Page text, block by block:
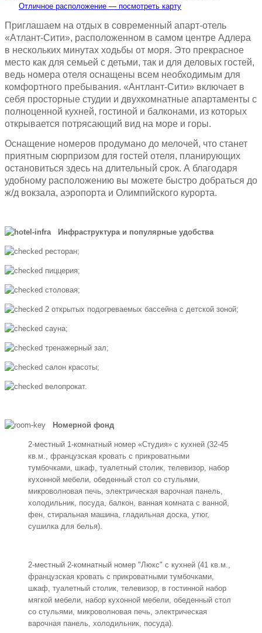
Отличное расположение — посмотреть карту
Приглашаем на отдых в современный апарт-отель
«Атлант-Сити», расположенном в самом центре Адлера
в нескольких минутах ходьбы от моря. Это прекрасное
место как для семьей с детьми, так и для деловых гостей,
ведь номера отеля оснащены всем необходимым для
комфортного пребывания. «Антлант-Сити» включает в
себя просторные студии и двухкомнатные апартаменты с
полноценной кухней, гостиной и балконами, из которых
открывается потрясающий вид на море и горы.
Оснащение номеров продумано до мелочей, что станет
приятным сюрпризом для гостей отеля, планирующих
остановиться здесь на длительный срок. А благодаря
удобному расположению вы можете быстро добраться до
ж/д вокзала, аэропорта и Олимпийского курорта.
Инфраструктура и популярные удобства
ресторан;
пиццерия;
столовая;
2 открытых подогреваемых бассейна с детской зоной;
сауна;
тренажерный зал;
салон красоты;
велопрокат.
Номерной фонд
2-местный 1-комнатный номер «Студия» с кухней (32-45
кв.м., французская кровать с прикроватными
тумбочками, шкаф, туалетный столик, телевизор, набор
кухонной мебели, обеденный стол со стульями,
микроволновая печь, электрическая варочная панель,
холодильник, посуда, балкон, ванная комната с ванной,
фен, стиральная машина, гладильная доска, утюг,
сушилка для белья).
2-местный 2-комнатный номер "Люкс" с кухней (41 кв.м.,
французская кровать с прикроватными тумбочками,
шкаф, туалетный столик, телевизор, в гостинной набор
мягкой мебели, набор кухонной мебели, обеденный стол
со стульями, микроволновая печь, электрическая
варочная панель, холодильник, посуда).